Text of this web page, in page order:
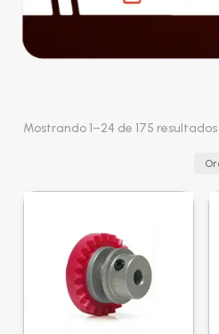
Mostrando 1–24 de 175 resultados